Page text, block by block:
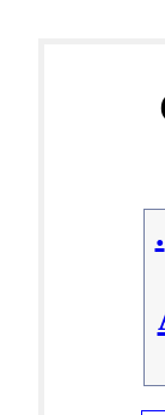
.